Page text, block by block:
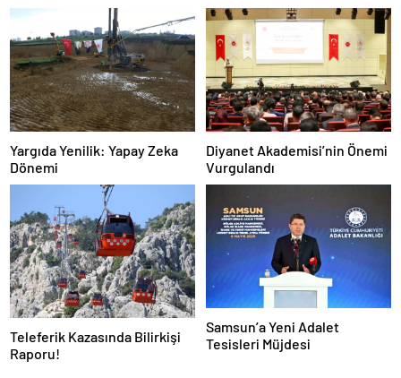
Yargıda Yenilik: Yapay Zeka
Dönemi
Diyanet Akademisi’nin Önemi
Vurgulandı
Teleferik Kazasında Bilirkişi
Raporu!
Samsun’a Yeni Adalet
Tesisleri Müjdesi